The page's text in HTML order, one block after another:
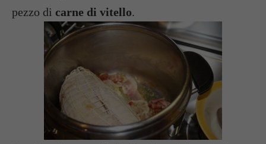
pezzo di carne di vitello.